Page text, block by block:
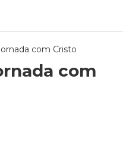
com Cristo
com